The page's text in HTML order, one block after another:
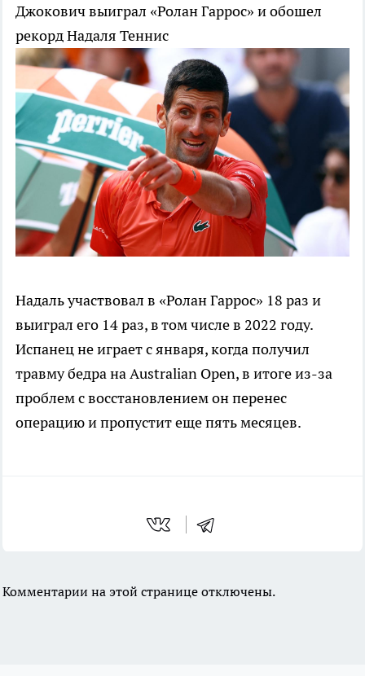
Джокович выиграл «Ролан Гаррос» и обошел
рекорд Надаля Теннис
Надаль участвовал в «Ролан Гаррос» 18 раз и
выиграл его 14 раз, в том числе в 2022 году.
Испанец не играет с января, когда получил
травму бедра на Australian Open, в итоге из-за
проблем с восстановлением он перенес
операцию и пропустит еще пять месяцев.
Комментарии на этой странице отключены.